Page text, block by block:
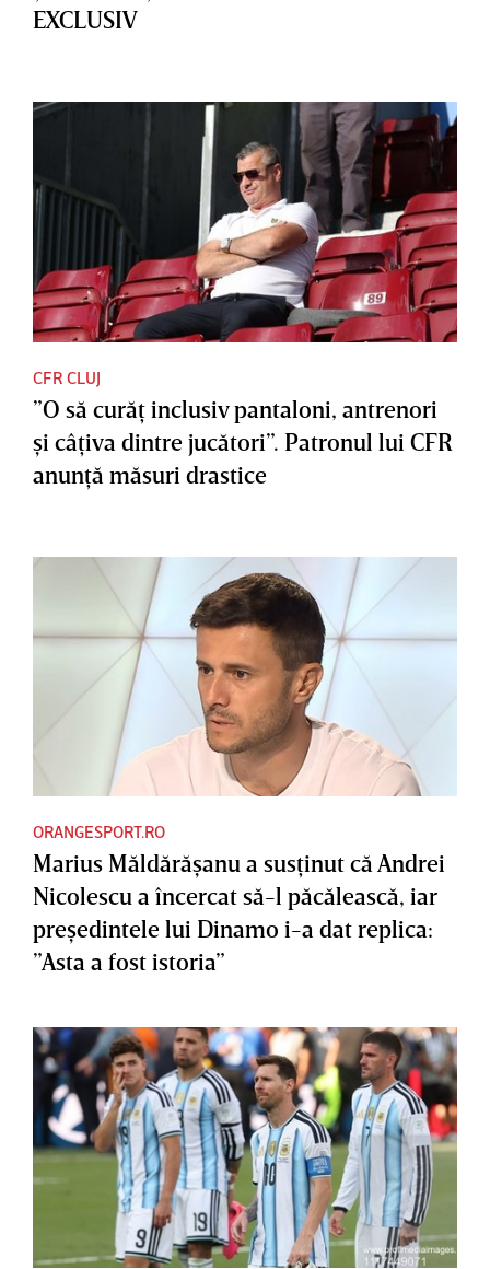
EXCLUSIV
CFR CLUJ
”O să curăţ inclusiv pantaloni, antrenori
şi câţiva dintre jucători”. Patronul lui CFR
anunţă măsuri drastice
ORANGESPORT.RO
Marius Măldărăşanu a susţinut că Andrei
Nicolescu a încercat să-l păcălească, iar
preşedintele lui Dinamo i-a dat replica:
”Asta a fost istoria”